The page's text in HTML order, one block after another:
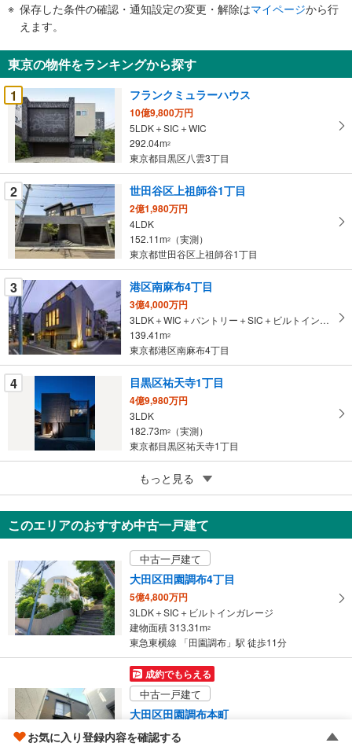
知
を
受
け
取
る
・
条
件
を
マ
イ
ペ
ー
ジ
に
保
存
す
る
保存した条件の確認・通知設定の変更・解除はマイページから行
えます。
東京の物件をランキングから探す
1
フランクミュラーハウス
10億9,800万円
5LDK＋SIC＋WIC
292.04m2
東京都目黒区八雲3丁目
2 世田谷区上祖師谷1丁目
2億1,980万円
4LDK
152.11m2
（実測）
東京都世田谷区上祖師谷1丁目
3 港区南麻布4丁目
3億4,000万円
3LDK＋WIC＋パントリー＋SIC＋ビルトインガレージ1台
139.41m2
東京都港区南麻布4丁目
4 目黒区祐天寺1丁目
4億9,980万円
3LDK
182.73m2
（実測）
東京都目黒区祐天寺1丁目
目黒区上目黒2丁目
6,980万円
2SLDK
70.2m2（実測）
東京都目黒区上目黒2丁目
もっと見る
このエリアのおすすめ中古一戸建て
中古一戸建て
大田区田園調布4丁目
5億4,800万円
3LDK＋SIC＋ビルトインガレージ
建物面積 313.31m2
東急東横線 「田園調布」駅 徒歩11分
成約でもらえる
中古一戸建て
大田区田園調布本町
9,499万円
1SLDK
お気に入り登録内容を確認する